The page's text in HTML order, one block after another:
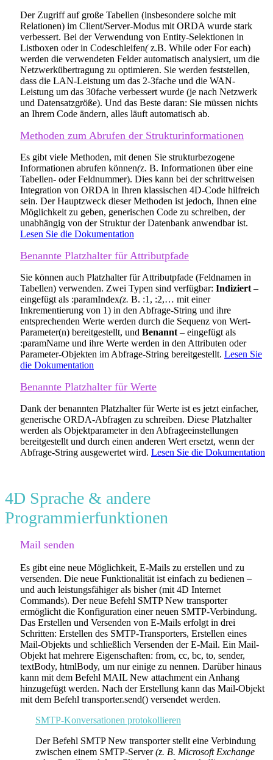
Der Zugriff auf große Tabellen (insbesondere solche mit
Relationen) im Client/Server-Modus mit ORDA wurde stark
verbessert. Bei der Verwendung von Entity-Selektionen in
Listboxen oder in Codeschleifen(z.B. While oderFor each)
werden die verwendeten Felder automatisch analysiert, um die
Netzwerkübertragung zu optimieren. Sie werden feststellen,
dass die LAN-Leistung um das 2-3fache und die WAN-
Leistung um das 30fache verbessert wurde (je nach Netzwerk
und Datensatzgröße). Und das Beste daran: Sie müssen nichts
an Ihrem Code ändern, alles läuft automatisch ab.
Methoden zum Abrufen der Strukturinformationen
Es gibt viele Methoden, mit denen Sie strukturbezogene
Informationen abrufen können(z. B. Informationen über eine
Tabellen- oder Feldnummer). Dies kann bei der schrittweisen
Integration von ORDA in Ihren klassischen 4D-Code hilfreich
sein. Der Hauptzweck dieser Methoden ist jedoch, Ihnen eine
Möglichkeit zu geben, generischen Code zu schreiben, der
unabhängig von der Struktur der Datenbank anwendbar ist.
Lesen Sie die Dokumentation
Benannte Platzhalter für Attributpfade
Sie können auch Platzhalter für Attributpfade (Feldnamen in
Tabellen) verwenden. Zwei Typen sind verfügbar: Indiziert –
eingefügt als :paramIndex(z. B. :1, :2,… mit einer
Inkrementierung von 1) in den Abfrage-String und ihre
entsprechenden Werte werden durch die Sequenz von Wert-
Parameter(n) bereitgestellt, und Benannt – eingefügt als
:paramName und ihre Werte werden in den Attributen oder
Parameter-Objekten im Abfrage-String bereitgestellt. Lesen Sie
die Dokumentation
Benannte Platzhalter für Werte
Dank der benannten Platzhalter für Werte ist es jetzt einfacher,
generische ORDA-Abfragen zu schreiben. Diese Platzhalter
werden als Objektparameter in den Abfrageeinstellungen
bereitgestellt und durch einen anderen Wert ersetzt, wenn der
Abfrage-String ausgewertet wird. Lesen Sie die Dokumentation
4D Sprache & andere
Programmierfunktionen
Mail senden
Es gibt eine neue Möglichkeit, E-Mails zu erstellen und zu
versenden. Die neue Funktionalität ist einfach zu bedienen –
und auch leistungsfähiger als bisher (mit 4D Internet
Commands). Der neue Befehl SMTP New transporter
ermöglicht die Konfiguration einer neuen SMTP-Verbindung.
Das Erstellen und Versenden von E-Mails erfolgt in drei
Schritten: Erstellen des SMTP-Transporters, Erstellen eines
Mail-Objekts und schließlich Versenden der E-Mail. Ein Mail-
Objekt hat mehrere Eigenschaften: from, cc, bc, to, sender,
textBody, htmlBody, um nur einige zu nennen. Darüber hinaus
kann mit dem Befehl MAIL New attachment ein Anhang
hinzugefügt werden. Nach der Erstellung kann das Mail-Objekt
mit dem Befehl transporter.send() versendet werden.
SMTP-Konversationen protokollieren
Der Befehl SMTP New transporterstellt eine Verbindung
zwischen einem SMTP-Server(z. B. Microsoft Exchange